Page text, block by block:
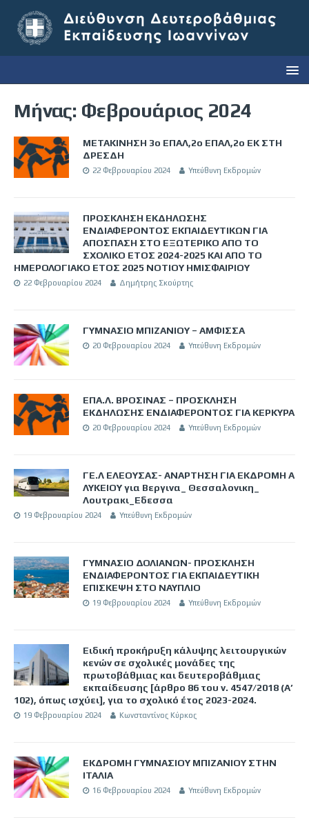
Μήνας: Φεβρουάριος 2024
ΜΕΤΑΚΙΝΗΣΗ 3ο ΕΠΑΛ,2ο ΕΠΑΛ,2ο ΕΚ ΣΤΗ
ΔΡΕΣΔΗ
22 Φεβρουαρίου 2024 Υπεύθυνη Εκδρομών
ΠΡΟΣΚΛΗΣΗ ΕΚΔΗΛΩΣΗΣ
ΕΝΔΙΑΦΕΡΟΝΤΟΣ ΕΚΠΑΙΔΕΥΤΙΚΩΝ ΓΙΑ
ΑΠΟΣΠΑΣΗ ΣΤΟ ΕΞΩΤΕΡΙΚΟ ΑΠΟ ΤΟ
ΣΧΟΛΙΚΟ ΕΤΟΣ 2024-2025 ΚΑΙ ΑΠΟ ΤΟ
ΗΜΕΡΟΛΟΓΙΑΚΟ ΕΤΟΣ 2025 ΝΟΤΙΟΥ ΗΜΙΣΦΑΙΡΙΟΥ
22 Φεβρουαρίου 2024 Δημήτρης Σκούρτης
ΓΥΜΝΑΣΙΟ ΜΠΙΖΑΝΙΟΥ – ΑΜΦΙΣΣΑ
20 Φεβρουαρίου 2024 Υπεύθυνη Εκδρομών
ΕΠΑ.Λ. ΒΡΟΣΙΝΑΣ – ΠΡΟΣΚΛΗΣΗ
ΕΚΔΗΛΩΣΗΣ ΕΝΔΙΑΦΕΡΟΝΤΟΣ ΓΙΑ ΚΕΡΚΥΡΑ
20 Φεβρουαρίου 2024 Υπεύθυνη Εκδρομών
ΓΕ.Λ ΕΛΕΟΥΣΑΣ- ΑΝΑΡΤΗΣΗ ΓΙΑ ΕΚΔΡΟΜΗ Α
ΛΥΚΕΙΟΥ για Βεργινα_ Θεσσαλονικη_
Λουτρακι_Εδεσσα
19 Φεβρουαρίου 2024 Υπεύθυνη Εκδρομών
ΓΥΜΝΑΣΙΟ ΔΟΛΙΑΝΩΝ- ΠΡΟΣΚΛΗΣΗ
ΕΝΔΙΑΦΕΡΟΝΤΟΣ ΓΙΑ ΕΚΠΑΙΔΕΥΤΙΚΗ
ΕΠΙΣΚΕΨΗ ΣΤΟ ΝΑΥΠΛΙΟ
19 Φεβρουαρίου 2024 Υπεύθυνη Εκδρομών
Ειδική προκήρυξη κάλυψης λειτουργικών
κενών σε σχολικές μονάδες της
πρωτοβάθμιας και δευτεροβάθμιας
εκπαίδευσης [άρθρο 86 του ν. 4547/2018 (Α’
102), όπως ισχύει], για το σχολικό έτος 2023-2024.
19 Φεβρουαρίου 2024 Κωνσταντίνος Κύρκος
ΕΚΔΡΟΜΗ ΓΥΜΝΑΣΙΟΥ ΜΠΙΖΑΝΙΟΥ ΣΤΗΝ
ΙΤΑΛΙΑ
16 Φεβρουαρίου 2024 Υπεύθυνη Εκδρομών